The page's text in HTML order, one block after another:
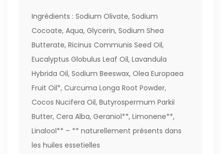
Ingrédients : Sodium Olivate, Sodium
Cocoate, Aqua, Glycerin, Sodium Shea
Butterate, Ricinus Communis Seed Oil,
Eucalyptus Globulus Leaf Oil, Lavandula
Hybrida Oil, Sodium Beeswax, Olea Europaea
Fruit Oil*, Curcuma Longa Root Powder,
Cocos Nucifera Oil, Butyrospermum Parkii
Butter, Cera Alba, Geraniol**, Limonene**,
Linalool** – ** naturellement présents dans
les huiles essetielles